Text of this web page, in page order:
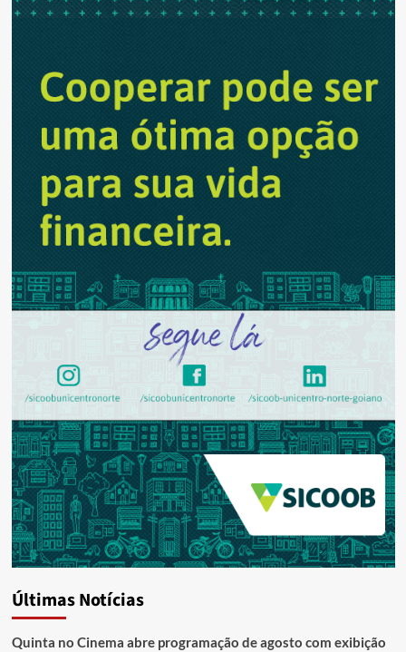
Últimas Notícias
Quinta no Cinema abre programação de agosto com exibição